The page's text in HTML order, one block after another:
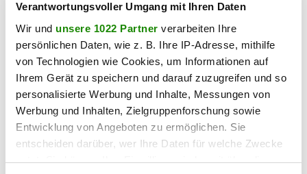
Verantwortungsvoller Umgang mit Ihren Daten
Wir und unsere 1022 Partner verarbeiten Ihre
persönlichen Daten, wie z. B. Ihre IP-Adresse, mithilfe
von Technologien wie Cookies, um Informationen auf
Ihrem Gerät zu speichern und darauf zuzugreifen und so
personalisierte Werbung und Inhalte, Messungen von
Werbung und Inhalten, Zielgruppenforschung sowie
Entwicklung von Angeboten zu ermöglichen. Sie
entscheiden darüber, wer Ihre Daten für welche Zwecke
nutzt. Sie können Ihre Einwilligung jederzeit über die
verstrickte sich Cassie in eine hochgradig
zerstörerische Affäre mit Nate.
Für den Serienschöpfer selbst lässt das gewählte Finale
keine Fragen offen. „Es fühlte sich wie ein ehrliches Ende
an“, zog Levinson Bilanz. Das kontroverse Epos
verabschiedet sich damit zwar von den Bildschirmen, wird
der Popkultur aber zweifellos als Diskussionsstoff erhalten
bleiben.